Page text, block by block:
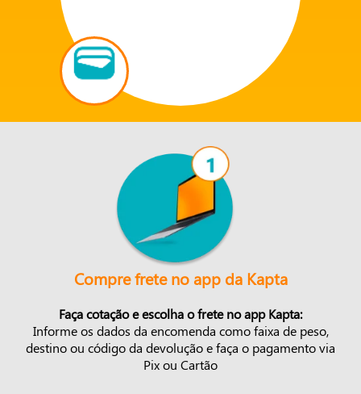
Compre frete no app da Kapta
Faça cotação e escolha o frete no app Kapta:
Informe os dados da encomenda como faixa de peso,
destino ou código da devolução e faça o pagamento via
Pix ou Cartão